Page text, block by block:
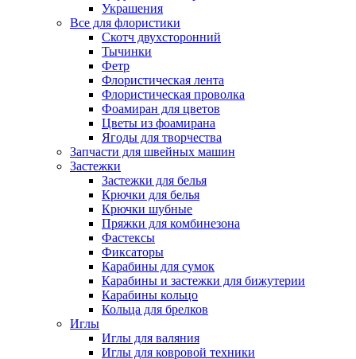
Украшения
Все для флористики
Скотч двухсторонний
Тычинки
Фетр
Флористическая лента
Флористическая проволка
Фоамиран для цветов
Цветы из фоамирана
Ягоды для творчества
Запчасти для швейных машин
Застежки
Застежки для белья
Крючки для белья
Крючки шубные
Пряжки для комбинезона
Фастексы
Фиксаторы
Карабины для сумок
Карабины и застежки для бижутерии
Карабины кольцо
Кольца для брелков
Иглы
Иглы для валяния
Иглы для ковровой техники